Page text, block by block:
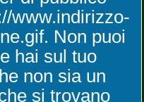
www.indirizzo-
Non puoi
hai sul tuo
non sia un
si trovano